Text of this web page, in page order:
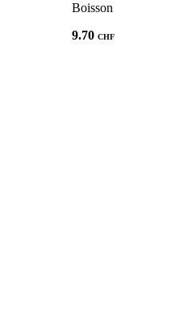
Boisson
9.70 CHF